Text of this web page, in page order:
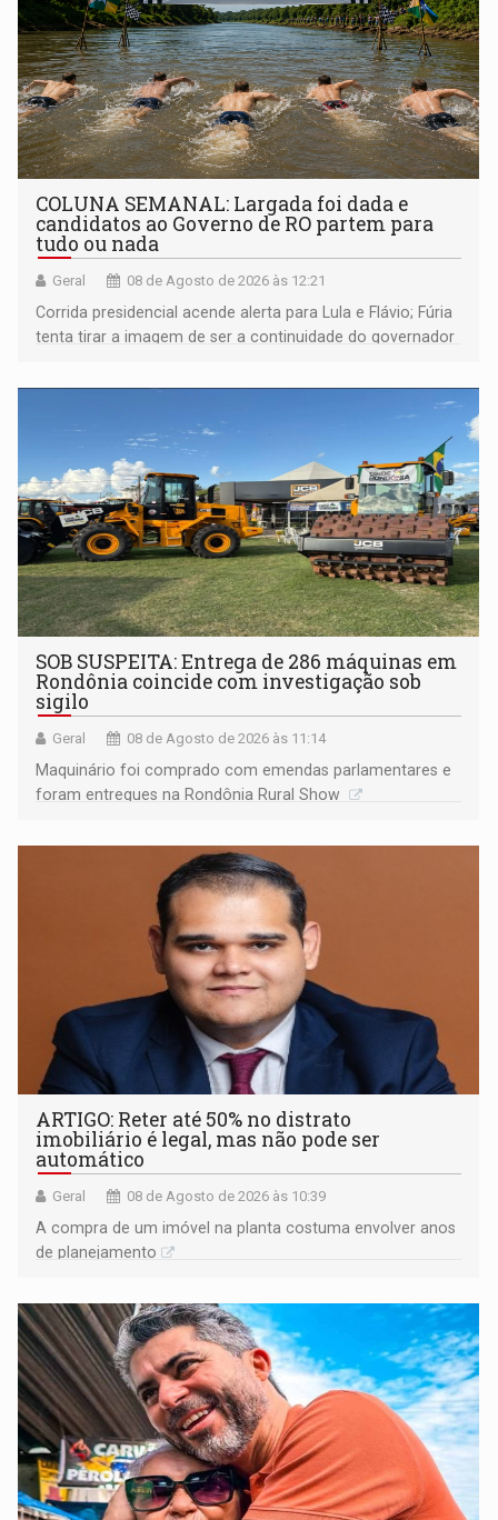
COLUNA SEMANAL: Largada foi dada e
candidatos ao Governo de RO partem para
tudo ou nada
Geral 08 de Agosto de 2026 às 12:21
Corrida presidencial acende alerta para Lula e Flávio; Fúria
tenta tirar a imagem de ser a continuidade do governador
não ter entrado no modo eleição; ABAV faz evento em
SOB SUSPEITA: Entrega de 286 máquinas em
Rondônia coincide com investigação sob
sigilo
Geral 08 de Agosto de 2026 às 11:14
Maquinário foi comprado com emendas parlamentares e
foram entregues na Rondônia Rural Show
ARTIGO: Reter até 50% no distrato
imobiliário é legal, mas não pode ser
automático
Geral 08 de Agosto de 2026 às 10:39
A compra de um imóvel na planta costuma envolver anos
de planejamento